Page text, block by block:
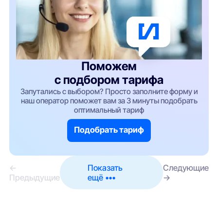
Поможем
с подбором тарифа
Запутались с выбором? Просто заполните форму и
наш оператор поможет вам за 3 минуты подобрать
оптимальный тариф
Подобрать тариф
←
Предыдущие
Показать
ещё •••
Следующие
→